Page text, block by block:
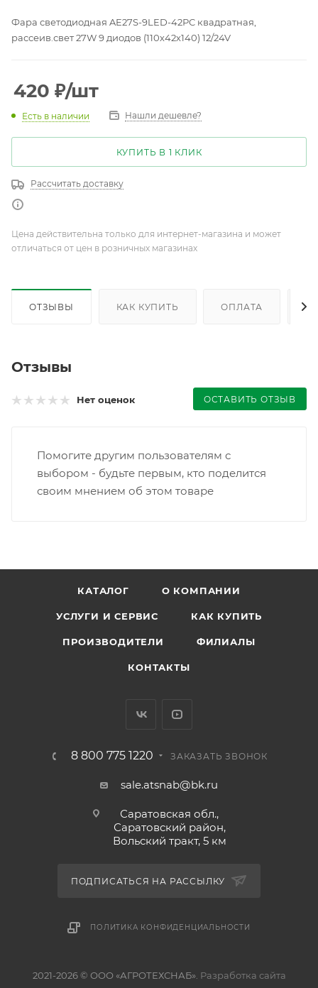
Фара светодиодная AE27S-9LED-42РC квадратная,
рассеив.свет 27W 9 диодов (110х42х140) 12/24V
420 ₽/шт
Есть в наличии Нашли дешевле?
КУПИТЬ В 1 КЛИК
Рассчитать доставку
Цена действительна только для интернет-магазина и может
отличаться от цен в розничных магазинах
ОТЗЫВЫ КАК КУПИТЬ ОПЛАТА
Отзывы
Нет оценок ОСТАВИТЬ ОТЗЫВ
Помогите другим пользователям с
выбором - будьте первым, кто поделится
своим мнением об этом товаре
КАТАЛОГ О КОМПАНИИ
УСЛУГИ И СЕРВИС КАК КУПИТЬ
ПРОИЗВОДИТЕЛИ ФИЛИАЛЫ
КОНТАКТЫ
8 800 775 1220 ЗАКАЗАТЬ ЗВОНОК
sale.atsnab@bk.ru
Саратовская обл.,
Саратовский район,
Вольский тракт, 5 км
ПОДПИСАТЬСЯ НА РАССЫЛКУ
ПОЛИТИКА КОНФИДЕНЦИАЛЬНОСТИ
2021-2026 © ООО «АГРОТЕХСНАБ». Разработка сайта